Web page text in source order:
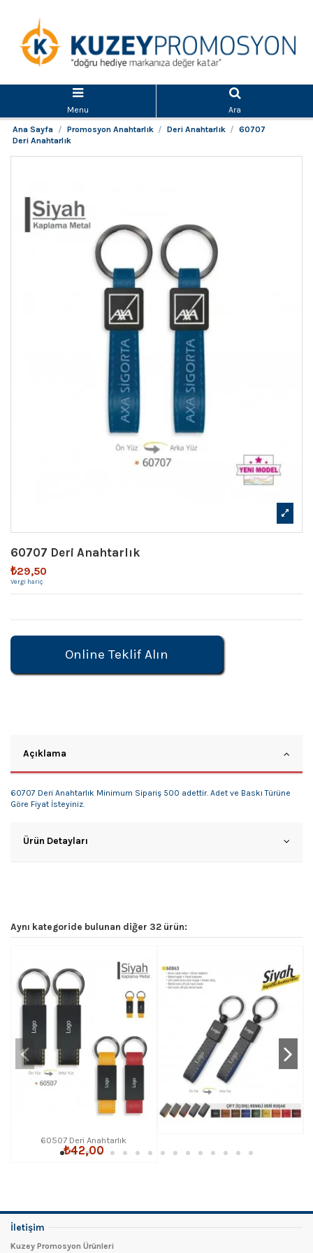
Menu
Ara
Ana Sayfa
Promosyon Anahtarlık Deri Anahtarlık
60707
Deri Anahtarlık
60707 Deri Anahtarlık
₺29,50
Vergi hariç
Online Teklif Alın
Açıklama
60707 Deri Anahtarlık Minimum Sipariş 500 adettir. Adet ve Baskı Türüne
Göre Fiyat İsteyiniz.
Ürün Detayları
Aynı kategoride bulunan diğer 32 ürün:
60507 Deri Anahtarlık
₺42,00
İletişim
Kuzey Promosyon Ürünleri